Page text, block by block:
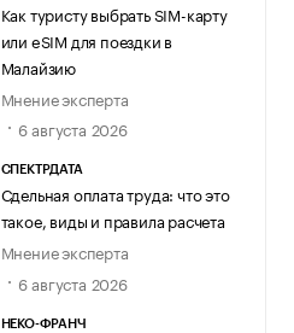
Как туристу выбрать SIM-карту
или eSIM для поездки в
Малайзию
Мнение эксперта
6 августа 2026
СПЕКТРДАТА
Сдельная оплата труда: что это
такое, виды и правила расчета
Мнение эксперта
6 августа 2026
НЕКО-ФРАНЧ